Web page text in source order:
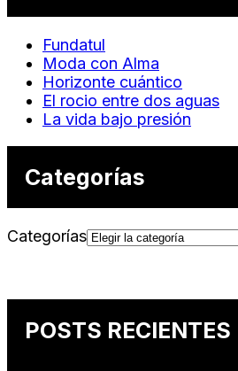
Fundatul
Moda con Alma
Horizonte cuántico
El rocio entre dos aguas
La vida bajo presión
Categorías
Categorías
POSTS RECIENTES